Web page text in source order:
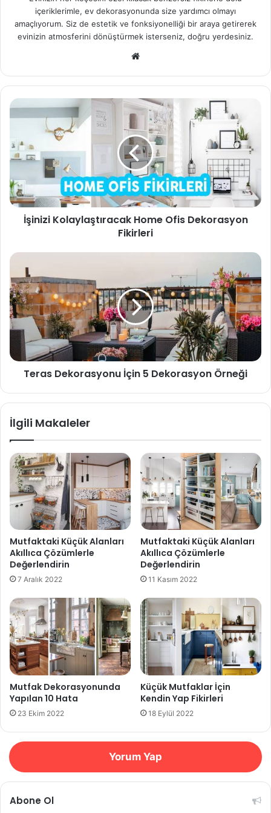
içeriklerimle, ev dekorasyonunda size yardımcı olmayı
amaçlıyorum. Siz de estetik ve fonksiyonelliği bir araya getirerek
evinizin atmosferini dönüştürmek isterseniz, doğru yerdesiniz.
sit
esi
İşinizi Kolaylaştıracak Home Ofis Dekorasyon
Fikirleri
Teras Dekorasyonu İçin 5 Dekorasyon Örneği
İlgili Makaleler
Mutfaktaki Küçük Alanları
Akıllıca Çözümlerle
Değerlendirin
7 Aralık 2022
Mutfaktaki Küçük Alanları
Akıllıca Çözümlerle
Değerlendirin
11 Kasım 2022
Mutfak Dekorasyonunda
Yapılan 10 Hata
23 Ekim 2022
Küçük Mutfaklar İçin
Kendin Yap Fikirleri
18 Eylül 2022
Yorum Yap
Abone Ol